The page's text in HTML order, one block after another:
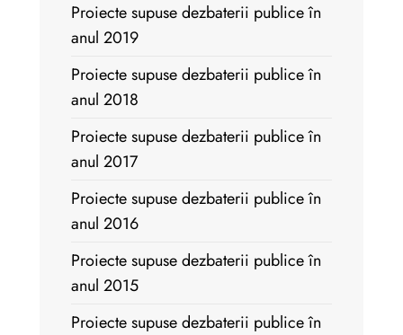
Proiecte supuse dezbaterii publice în
anul 2019
Proiecte supuse dezbaterii publice în
anul 2018
Proiecte supuse dezbaterii publice în
anul 2017
Proiecte supuse dezbaterii publice în
anul 2016
Proiecte supuse dezbaterii publice în
anul 2015
Proiecte supuse dezbaterii publice în